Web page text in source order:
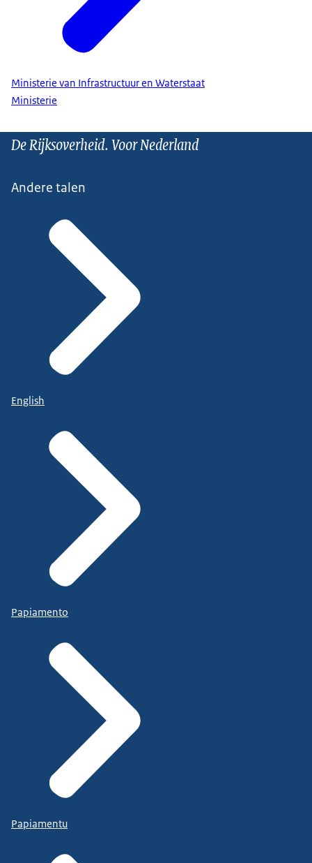
Ministerie van Infrastructuur en Waterstaat
Ministerie
De Rijksoverheid. Voor Nederland
Andere talen
English
Papiamento
Papiamentu